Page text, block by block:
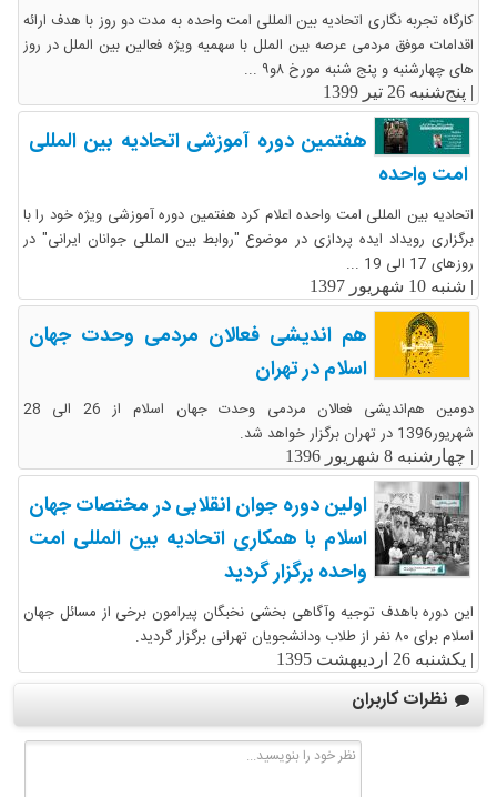
کارگاه تجربه نگاری اتحادیه بین المللی امت واحده به مدت دو روز با هدف ارائه
اقدامات موفق مردمی عرصه بین الملل با سهمیه ویژه فعالین بین الملل در روز
های چهارشنبه و پنج شنبه مورخ ۸و۹ ...
پنج‌شنبه 26 تیر 1399
هفتمین دوره آموزشی اتحادیه بین المللی
امت واحده
اتحادیه بین المللی امت واحده اعلام کرد هفتمین دوره آموزشی ویژه خود را با
برگزاری رویداد ایده پردازی در موضوع "روابط بین المللی جوانان ایرانی" در
روزهای 17 الی 19 ...
شنبه 10 شهریور 1397
هم اندیشی فعالان مردمی وحدت جهان
اسلام در تهران
دومین هم‌اندیشی فعالان مردمی وحدت جهان اسلام از 26 الی 28
شهریور1396 در تهران برگزار خواهد شد.
چهارشنبه 8 شهریور 1396
اولین دوره جوان انقلابی در مختصات جهان
اسلام با همکاری اتحادیه بین المللی امت
واحده برگزار گردید
این دوره باهدف توجیه وآگاهی بخشی نخبگان پیرامون برخی از مسائل جهان
اسلام برای ۸۰ نفر از طلاب ودانشجویان تهرانی برگزار گردید.
یکشنبه 26 اردیبهشت 1395
نظرات کاربران